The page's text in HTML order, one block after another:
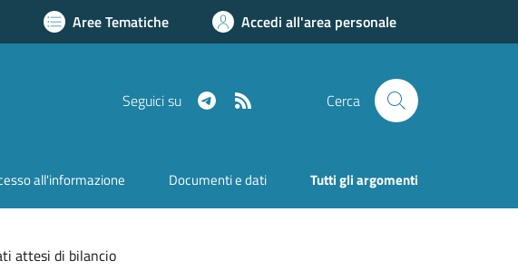
Aree Tematiche Accedi all'area personale
Seguici su Telegram Cerca
all'informazione Documenti e dati Tutti gli argomenti
attesi di bilancio